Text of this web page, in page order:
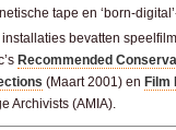
tape en ‘born-
installaties bevatten
Recommended
(Maart 2001) en Film
Archivists (AMIA).